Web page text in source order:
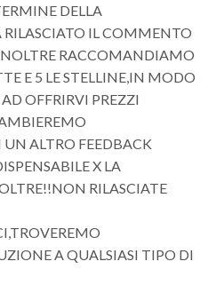
DELLA
IL COMMENTO
RACCOMANDIAMO
E 5 LE STELLINE,IN MODO
OFFRIRVI PREZZI
ALTRO FEEDBACK
X LA
RILASCIATE
A QUALSIASI TIPO DI